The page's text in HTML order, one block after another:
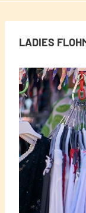
LADIES